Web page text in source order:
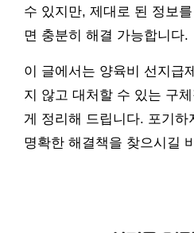
수 있지만, 제대로 된 정보
면 충분히 해결 가능합니다.
이 글에서는 양육비 선지급
지 않고 대처할 수 있는 구
게 정리해 드립니다. 포기하
명확한 해결책을 찾으시길